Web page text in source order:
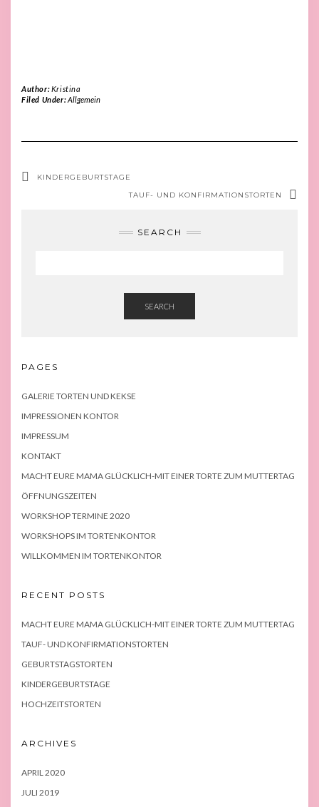
Author:Kristina
Filed Under:Allgemein
KINDERGEBURTSTAGE
TAUF- UND KONFIRMATIONSTORTEN
SEARCH
SEARCH
PAGES
GALERIE TORTEN UND KEKSE
IMPRESSIONEN KONTOR
IMPRESSUM
KONTAKT
MACHT EURE MAMA GLÜCKLICH-MIT EINER TORTE ZUM MUTTERTAG
ÖFFNUNGSZEITEN
WORKSHOP TERMINE 2020
WORKSHOPS IM TORTENKONTOR
WILLKOMMEN IM TORTENKONTOR
RECENT POSTS
MACHT EURE MAMA GLÜCKLICH-MIT EINER TORTE ZUM MUTTERTAG
TAUF- UND KONFIRMATIONSTORTEN
GEBURTSTAGSTORTEN
KINDERGEBURTSTAGE
HOCHZEITSTORTEN
ARCHIVES
APRIL 2020
JULI 2019